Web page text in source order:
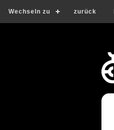
Wechseln zu zurück